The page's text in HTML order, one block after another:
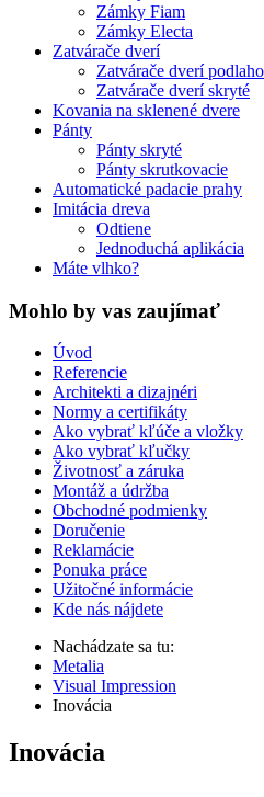
Zámky Fiam
Zámky Electa
Zatvárače dverí
Zatvárače dverí
Zatvárače dverí skryté
Kovania na sklenené dvere
Pánty
Pánty skryté
Pánty skrutkovacie
Automatické padacie prahy
Imitácia dreva
Odtiene
Jednoduchá aplikácia
Máte vlhko?
Mohlo by vas zaujímať
Úvod
Referencie
Architekti a dizajnéri
Normy a certifikáty
Ako vybrať kľúče a vložky
Ako vybrať kľučky
Životnosť a záruka
Montáž a údržba
Obchodné podmienky
Doručenie
Reklamácie
Ponuka práce
Užitočné informácie
Kde nás nájdete
Nachádzate sa tu:
Metalia
Visual Impression
Inovácia
Inovácia